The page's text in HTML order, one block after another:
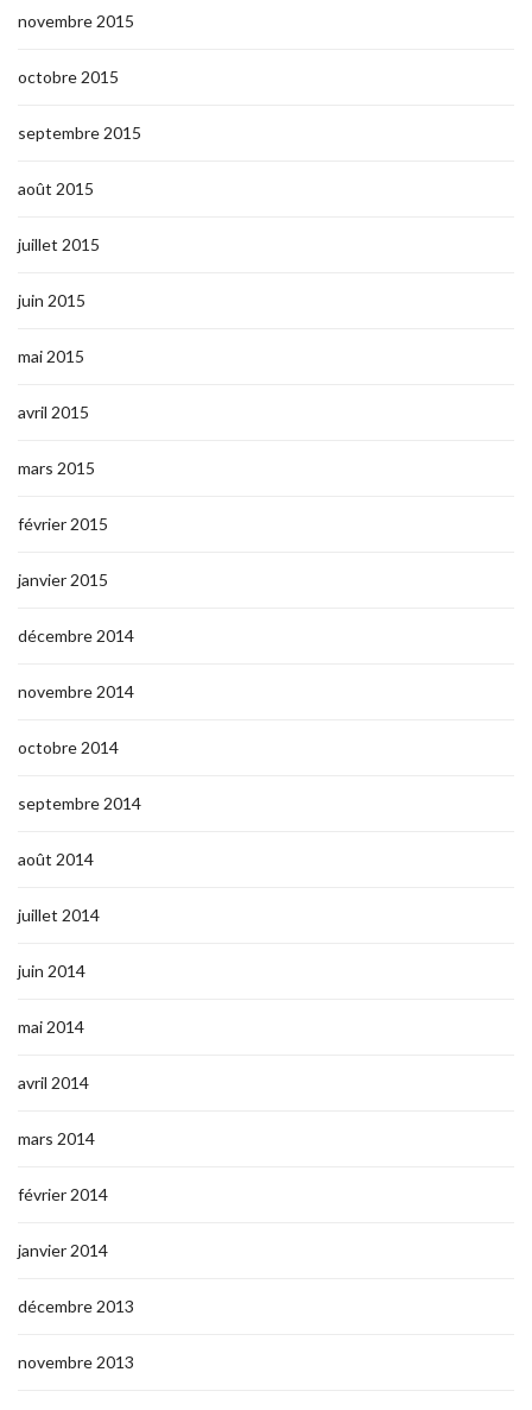
novembre 2015
octobre 2015
septembre 2015
août 2015
juillet 2015
juin 2015
mai 2015
avril 2015
mars 2015
février 2015
janvier 2015
décembre 2014
novembre 2014
octobre 2014
septembre 2014
août 2014
juillet 2014
juin 2014
mai 2014
avril 2014
mars 2014
février 2014
janvier 2014
décembre 2013
novembre 2013